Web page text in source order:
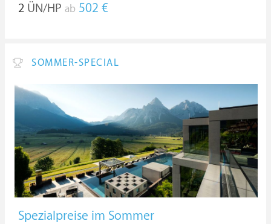
2 ÜN/HP ab 502 €
SOMMER-SPECIAL
Spezialpreise im Sommer